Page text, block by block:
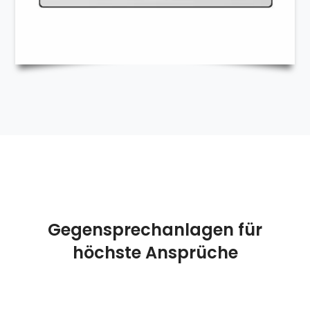
Gegensprechanlagen für
höchste Ansprüche